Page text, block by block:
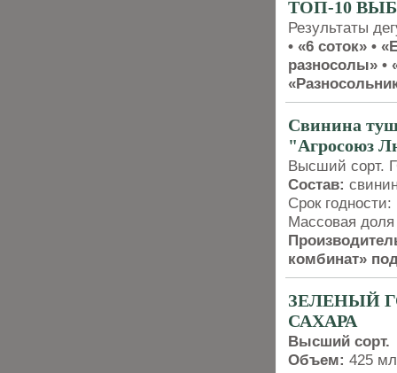
ТОП-10
Результаты
• «6 соток» •
разносолы» •
Свинина
"Агросоюз
Высший сорт.
Состав:
Срок
Массовая
комбинат»
ЗЕЛЕНЫЙ
САХАРА
Высший сорт.
Объем: 425